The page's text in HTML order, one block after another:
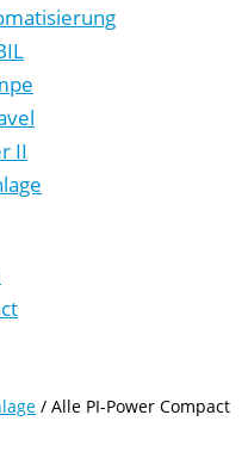
II
/ Alle PI-Power Compact